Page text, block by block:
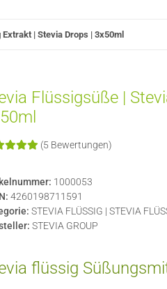
| Stevia Drops | 3x50ml
Flüssigsüße |
(5 Bewertungen)
1000053
4260198711591
STEVIA FLÜSSIG | STEVIA
STEVIA GROUP
flüssig